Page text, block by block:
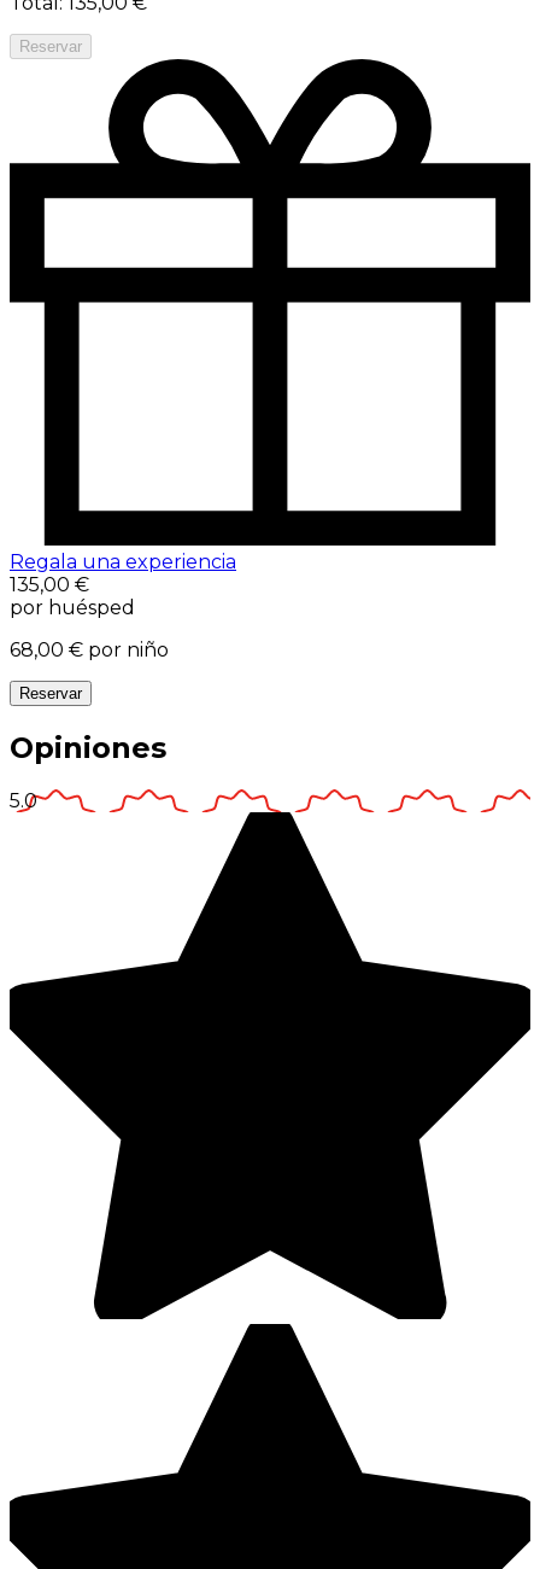
Reservar
Regala una experiencia
135,00 €
por huésped
68,00 € por niño
Reservar
Opiniones
5.0